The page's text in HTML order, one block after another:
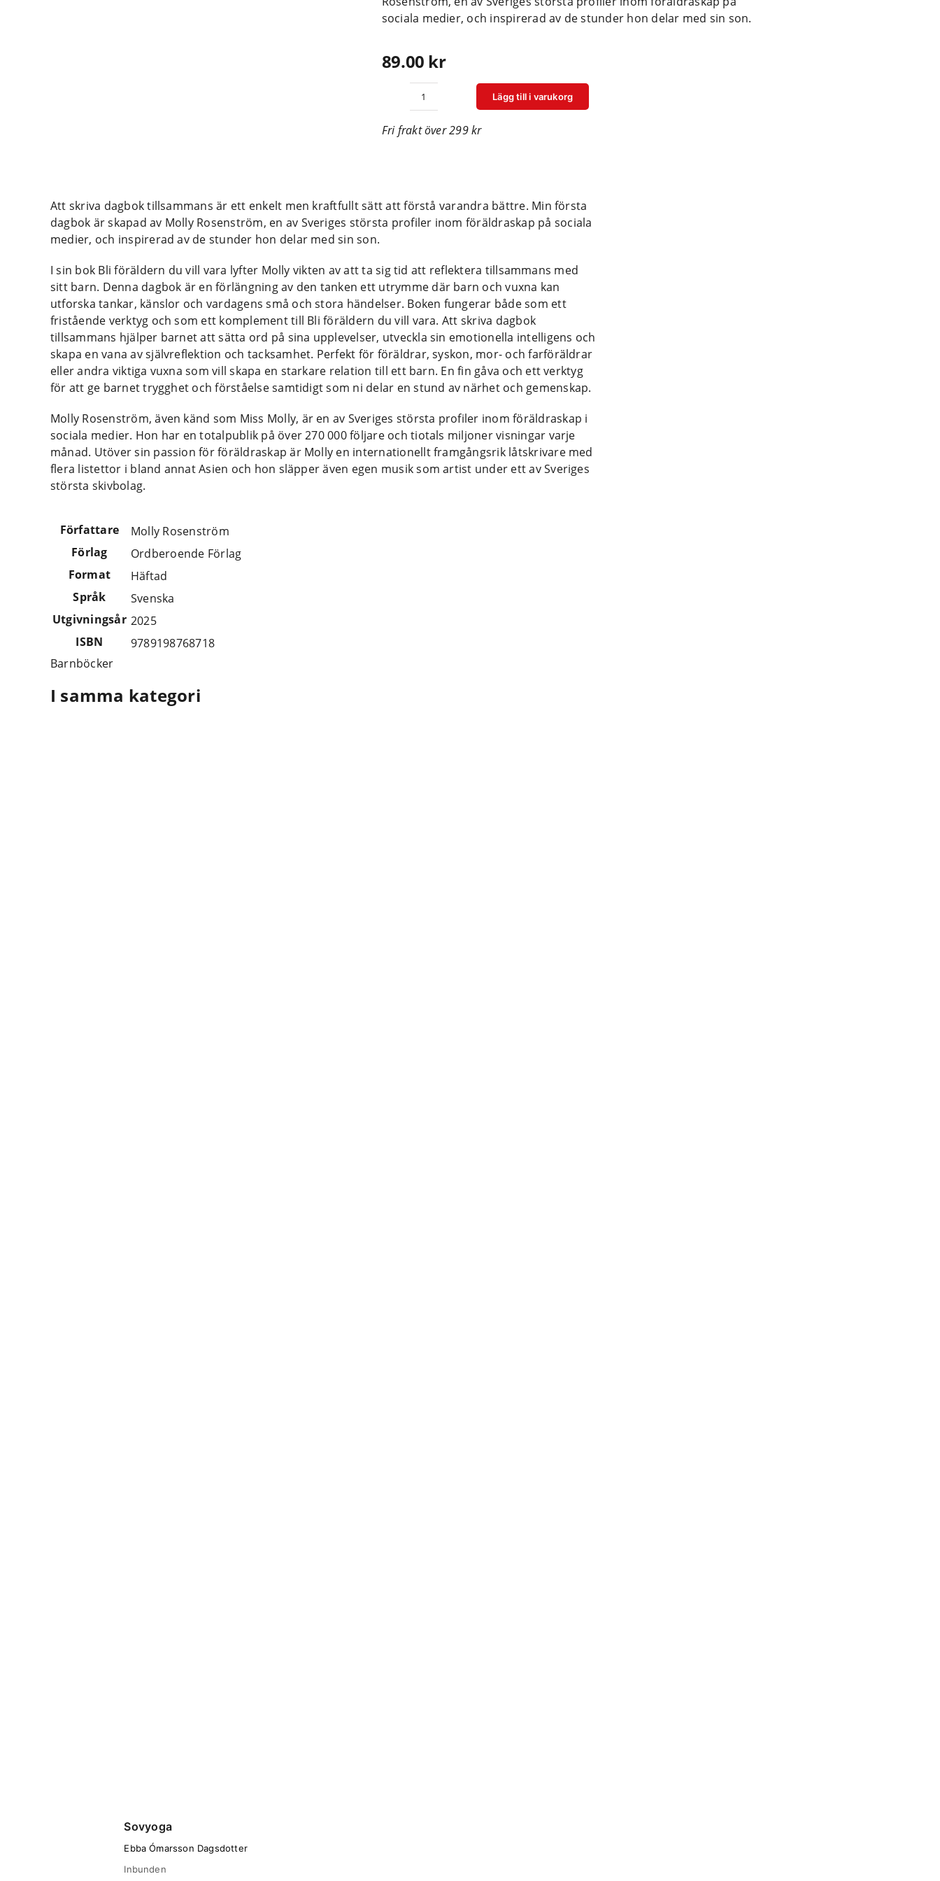
sociala medier, och inspirerad av de stunder hon delar med sin son.
89.00 kr
Min
dagbok
för
kärlek
Lägg till i varukorg
Fri frakt över 299 kr
Att skriva dagbok tillsammans är ett enkelt men kraftfullt sätt att förstå varandra bättre. Min första
dagbok är skapad av Molly Rosenström, en av Sveriges största profiler inom föräldraskap på sociala
medier, och inspirerad av de stunder hon delar med sin son.
I sin bok Bli föräldern du vill vara lyfter Molly vikten av att ta sig tid att reflektera tillsammans med
sitt barn. Denna dagbok är en förlängning av den tanken ett utrymme där barn och vuxna kan
utforska tankar, känslor och vardagens små och stora händelser. Boken fungerar både som ett
fristående verktyg och som ett komplement till Bli föräldern du vill vara. Att skriva dagbok
tillsammans hjälper barnet att sätta ord på sina upplevelser, utveckla sin emotionella intelligens och
skapa en vana av självreflektion och tacksamhet. Perfekt för föräldrar, syskon, mor- och farföräldrar
eller andra viktiga vuxna som vill skapa en starkare relation till ett barn. En fin gåva och ett verktyg
för att ge barnet trygghet och förståelse samtidigt som ni delar en stund av närhet och gemenskap.
Molly Rosenström, även känd som Miss Molly, är en av Sveriges största profiler inom föräldraskap i
sociala medier. Hon har en totalpublik på över 270 000 följare och tiotals miljoner visningar varje
månad. Utöver sin passion för föräldraskap är Molly en internationellt framgångsrik låtskrivare med
flera listettor i bland annat Asien och hon släpper även egen musik som artist under ett av Sveriges
största skivbolag.
Författare
Molly Rosenström
Förlag
Ordberoende Förlag
Format
Häftad
Språk
Svenska
Utgivningsår 2025
ISBN
9789198768718
Barnböcker
I samma kategori
Sovyoga
Ebba Ómarsson Dagsdotter
Inbunden